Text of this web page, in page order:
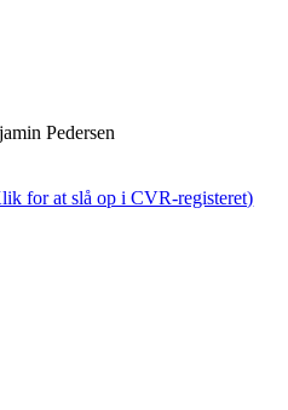
Pedersen
for at slå op i CVR-registeret)